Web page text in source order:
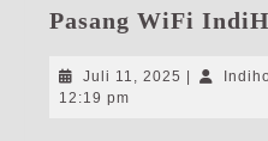
Pasang WiFi
Juli 11, 2025 Juli
12:19 pm